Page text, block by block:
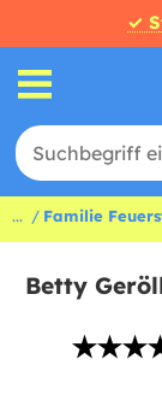
✓
... Familie
Betty